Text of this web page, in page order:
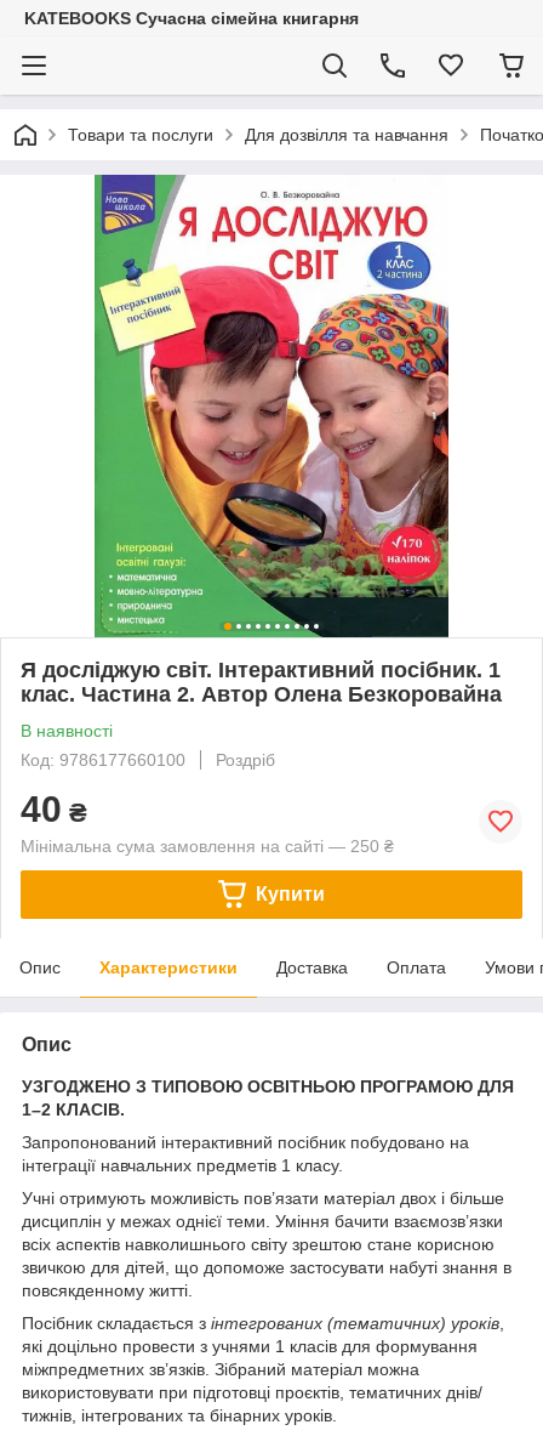
KATEBOOKS Сучасна сімейна книгарня
Товари та послуги Для дозвілля та навчання
Я досліджую світ. Інтерактивний посібник. 1
клас. Частина 2. Автор Олена Безкоровайна
В наявності
Код: 9786177660100
Роздріб
40 ₴
Мінімальна сума замовлення на сайті — 250 ₴
Купити
Опис Характеристики Доставка Оплата Умови
Опис
УЗГОДЖЕНО З ТИПОВОЮ ОСВІТНЬОЮ ПРОГРАМОЮ ДЛЯ
1–2 КЛАСІВ.
Запропонований інтерактивний посібник побудовано на
інтеграції навчальних предметів 1 класу.
Учні отримують можливість пов’язати матеріал двох і більше
дисциплін у межах однієї теми. Уміння бачити взаємозв’язки
всіх аспектів навколишнього світу зрештою стане корисною
звичкою для дітей, що допоможе застосувати набуті знання в
повсякденному житті.
Посібник складається з інтегрованих (тематичних) уроків
які доцільно провести з учнями 1 класів для формування
міжпредметних зв’язків. Зібраний матеріал можна
використовувати при підготовці проєктів, тематичних днів/
тижнів, інтегрованих та бінарних уроків.